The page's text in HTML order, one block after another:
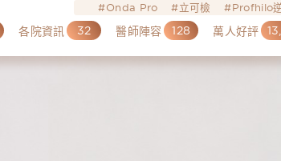
Onda Pro 立可檢 Profhilo
各院資訊 32 醫師陣容 128 萬人好評